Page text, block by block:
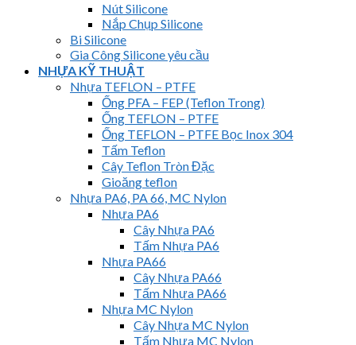
Nút Silicone
Nắp Chụp Silicone
Bi Silicone
Gia Công Silicone yêu cầu
NHỰA KỸ THUẬT
Nhựa TEFLON – PTFE
Ống PFA – FEP (Teflon Trong)
Ống TEFLON – PTFE
Ống TEFLON – PTFE Bọc Inox 304
Tấm Teflon
Cây Teflon Tròn Đặc
Gioăng teflon
Nhựa PA6, PA 66, MC Nylon
Nhựa PA6
Cây Nhựa PA6
Tấm Nhựa PA6
Nhựa PA66
Cây Nhựa PA66
Tấm Nhựa PA66
Nhựa MC Nylon
Cây Nhựa MC Nylon
Tấm Nhựa MC Nylon